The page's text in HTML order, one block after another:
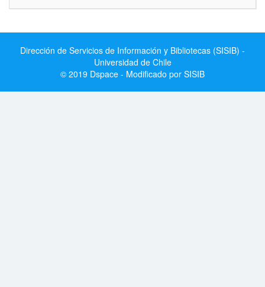
Dirección de Servicios de Información y Bibliotecas (SISIB) -
Universidad de Chile
© 2019 Dspace - Modificado por SISIB